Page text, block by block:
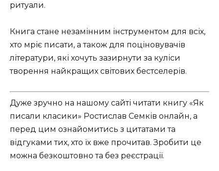
ритуали.
Книга стане незамінним інструментом для всіх,
хто мріє писати, а також для поціновувачів
літератури, які хочуть зазирнути за куліси
творення найкращих світових бестселерів.
Дуже зручно на нашому сайті читати книгу «Як
писали класики» Ростислав Семків онлайн, а
перед цим ознайомитись з цитатами та
відгуками тих, хто їх вже прочитав. Зробити це
можна безкоштовно та без реєстрації.